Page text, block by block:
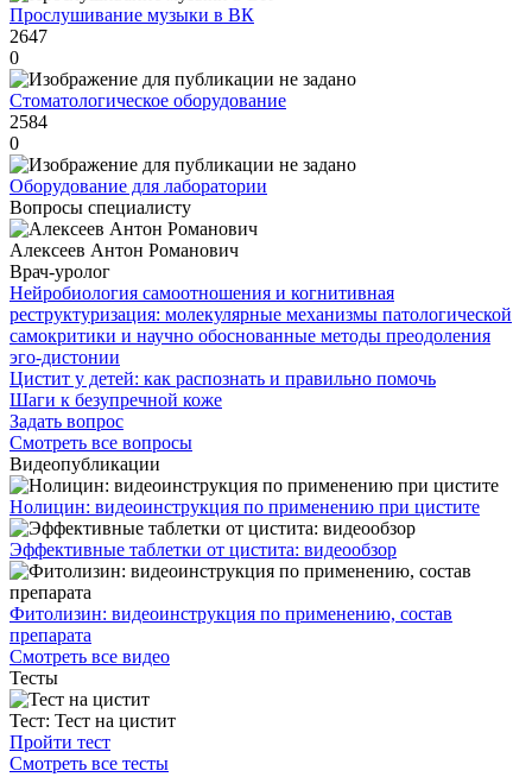
Прослушивание музыки в ВК
2647
0
Стоматологическое оборудование
2584
0
Оборудование для лаборатории
Вопросы специалисту
Алексеев Антон Романович
Врач-уролог
Нейробиология самоотношения и когнитивная
реструктуризация: молекулярные механизмы патологической
самокритики и научно обоснованные методы преодоления
эго-дистонии
Цистит у детей: как распознать и правильно помочь
Шаги к безупречной коже
Задать вопрос
Смотреть все вопросы
Видеопубликации
Нолицин: видеоинструкция по применению при цистите
Эффективные таблетки от цистита: видеообзор
Фитолизин: видеоинструкция по применению, состав
препарата
Смотреть все видео
Тесты
Тест: Тест на цистит
Пройти тест
Смотреть все тесты